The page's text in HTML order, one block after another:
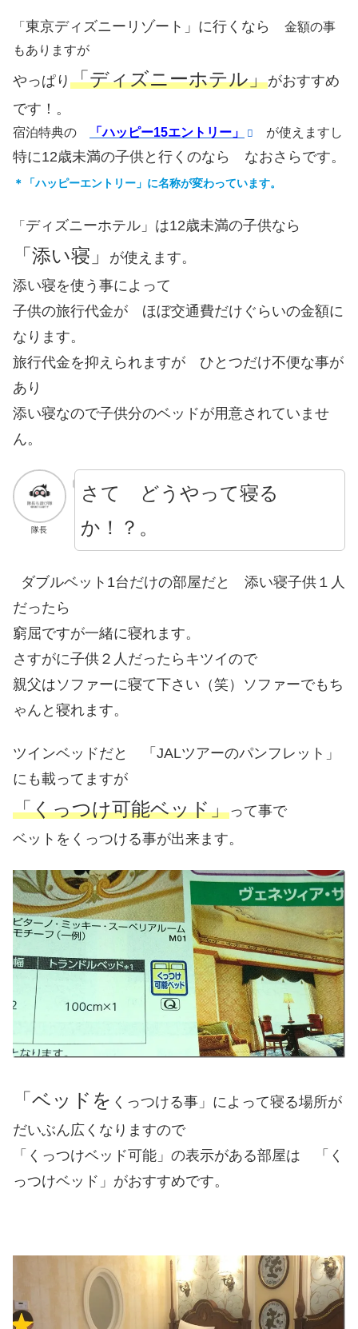
「 東京ディズニーリゾート」に行くなら 金額の事
もありますが
やっぱり 「ディズニーホテル」がおすすめ
です！。
宿泊特典の 「ハッピー15エントリー」 が使えますし
特に12歳未満の子供と行くのなら なおさらです。
＊「ハッピーエントリー」に名称が変わっています。
「 ディズニーホテル」は12歳未満の子供なら
「添い寝」
が使えます。
添い寝を使う事によって
子供の旅行代金が ほぼ交通費だけぐらいの金額に
なります。
旅行代金を抑えられますが ひとつだけ不便な事が
あり
添い寝なので子供分のベッドが用意されていませ
ん。
隊長
さて どうやって寝る
か！？。
ダブルベット1台だけの部屋だと 添い寝子供１人
だったら
窮屈ですが一緒に寝れます。
さすがに子供２人だったらキツイので
親父はソファーに寝て下さい（笑）ソファーでもち
ゃんと寝れます。
ツインベッドだと 「JALツアーのパンフレット」
にも載ってますが
「くっつけ可能ベッド」って事で
ベットをくっつける事が出来ます。
「ベッドを くっつける事」 によって寝る場所が
だいぶん広くなりますので
「くっつけベッド可能」の表示がある部屋は 「く
っつけベッド」がおすすめです。